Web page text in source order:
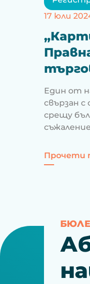
17 юли
Един от
свързан
срещу
Прочети